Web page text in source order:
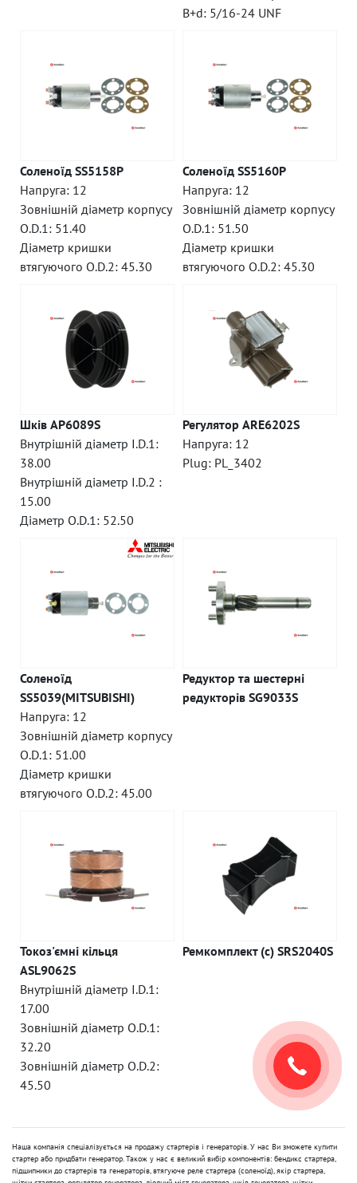
B+d: 5/16-24 UNF
Соленоїд SS5158P
Напруга: 12
Зовнішній діаметр корпусу
O.D.1: 51.40
Діаметр кришки
втягуючого O.D.2: 45.30
Соленоїд SS5160P
Напруга: 12
Зовнішній діаметр корпусу
O.D.1: 51.50
Діаметр кришки
втягуючого O.D.2: 45.30
Шків AP6089S
Внутрішній діаметр I.D.1:
38.00
Внутрішній діаметр I.D.2 :
15.00
Діаметр O.D.1: 52.50
Регулятор ARE6202S
Напруга: 12
Plug: PL_3402
Соленоїд
SS5039(MITSUBISHI)
Напруга: 12
Зовнішній діаметр корпусу
O.D.1: 51.00
Діаметр кришки
втягуючого O.D.2: 45.00
Редуктор та шестерні
редукторів SG9033S
Токоз'ємні кільця
ASL9062S
Внутрішній діаметр I.D.1:
17.00
Зовнішній діаметр O.D.1:
32.20
Зовнішній діаметр O.D.2:
45.50
Ремкомплект (c) SRS2040S
Наша компанія спеціалізується на продажу стартерів і генераторів. У нас Ви зможете купити
стартер або придбати генератор. Також у нас є великий вибір компонентів: бендикс стартера,
підшипники до стартерів та генераторів, втягуюче реле стартера (соленоїд), якір стартера,